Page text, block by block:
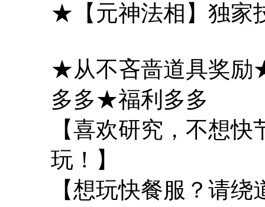
★【元神法相】独家
★从不吝啬道具奖
多多★福利多多
【喜欢研究，不想
玩！】
【想玩快餐服？请绕